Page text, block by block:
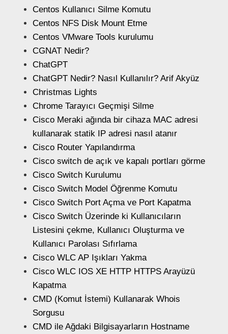
Centos Kullanıcı Silme Komutu
Centos NFS Disk Mount Etme
Centos VMware Tools kurulumu
CGNAT Nedir?
ChatGPT
ChatGPT Nedir? Nasıl Kullanılır? Arif Akyüz
Christmas Lights
Chrome Tarayıcı Geçmişi Silme
Cisco Meraki ağında bir cihaza MAC adresi
kullanarak statik IP adresi nasıl atanır
Cisco Router Yapılandırma
Cisco switch de açık ve kapalı portları görme
Cisco Switch Kurulumu
Cisco Switch Model Öğrenme Komutu
Cisco Switch Port Açma ve Port Kapatma
Cisco Switch Üzerinde ki Kullanıcıların
Listesini çekme, Kullanıcı Oluşturma ve
Kullanıcı Parolası Sıfırlama
Cisco WLC AP Işıkları Yakma
Cisco WLC IOS XE HTTP HTTPS Arayüzü
Kapatma
CMD (Komut İstemi) Kullanarak Whois
Sorgusu
CMD ile Ağdaki Bilgisayarların Hostname